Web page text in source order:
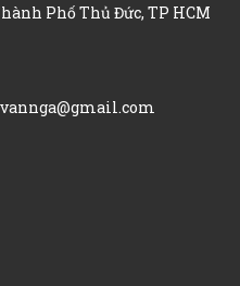
Phố Thủ Đức, TP HCM